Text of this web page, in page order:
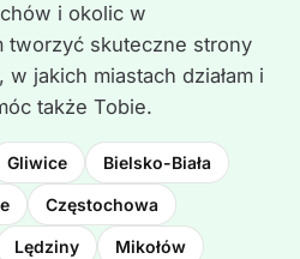
i okolic w
tworzyć skuteczne strony
jakich miastach działam i
także Tobie.
Gliwice Bielsko-Biała
Częstochowa
Lędziny Mikołów